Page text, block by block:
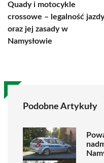
Quady i motocykle
crossowe – legalność jazdy
oraz jej zasady w
Namysłowie
Podobne Artykuły